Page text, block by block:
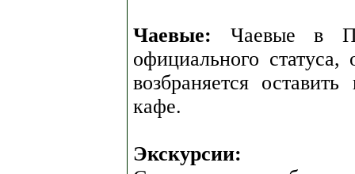
Чаевые: Чаевые в
официального
возбраняется
кафе.
Экскурсии: